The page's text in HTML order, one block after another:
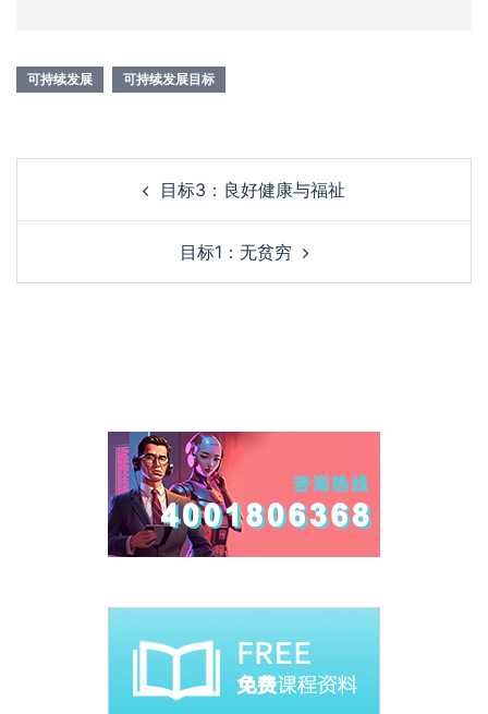
可持续发展 可持续发展目标
目标3：良好健康与福祉
目标1：无贫穷